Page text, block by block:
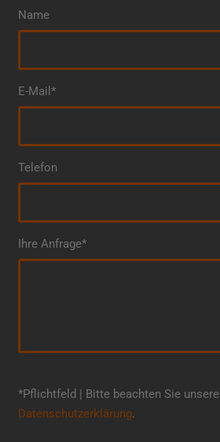
Name
E-Mail*
Telefon
Ihre Anfrage*
*Pflichtfeld | Bitte beachten Sie unsere
Datenschutzerklärung.